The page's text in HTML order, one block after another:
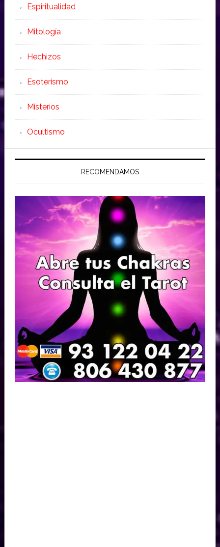
Espiritualidad
Mitología
Hechizos
Esoterismo
Misterios
Ocultismo
RECOMENDAMOS